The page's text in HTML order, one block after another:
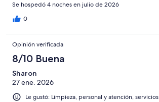
Se hospedó 4 noches en julio de 2026
0
Opinión verificada
8/10 Buena
Sharon
27 ene. 2026
Le gustó: Limpieza, personal y atención, servicios